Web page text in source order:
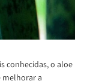
conhecidas, o aloe
melhorar a